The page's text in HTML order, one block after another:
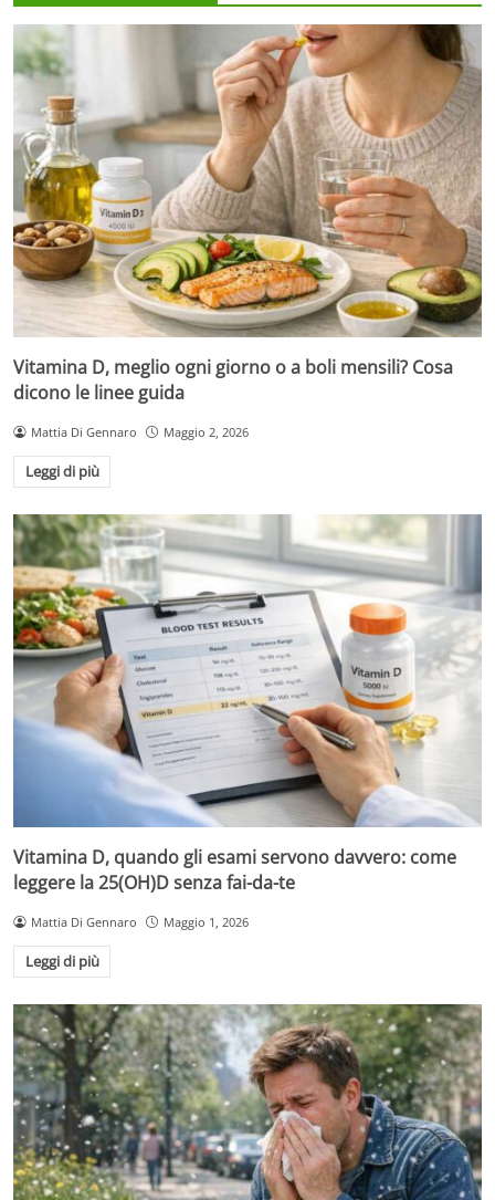
Vitamina D, meglio ogni giorno o a boli mensili? Cosa
dicono le linee guida
Mattia Di Gennaro Maggio 2, 2026
Leggi di più
Vitamina D, quando gli esami servono davvero: come
leggere la 25(OH)D senza fai-da-te
Mattia Di Gennaro Maggio 1, 2026
Leggi di più